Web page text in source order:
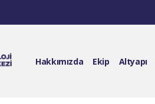
Hakkımızda Ekip Altyapı